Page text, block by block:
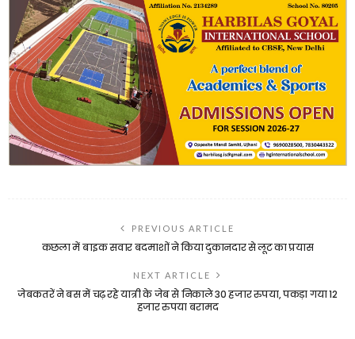
PREVIOUS ARTICLE
कछला में बाइक सवार बदमाशों ने किया दुकानदार से लूट का प्रयास
NEXT ARTICLE
जेबकतरें ने बस में चढ़ रहे यात्री के जेब से निकाले 30 हजार रुपया, पकड़ा गया 12
हजार रुपया बरामद